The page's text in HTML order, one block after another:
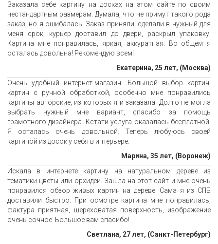
Заказала себе картину на досках на этом сайте по своим
нестандартным размерам. Думала, что не примут такого рода
заказ, но я ошибалась. Заказ приняли, сделали в нужный для
меня срок, курьер доставил до двери, раскрыл упаковку.
Картина мне понравилась, яркая, аккуратная. Во общем я
осталась довольна! Рекомендую всем!
Екатерина, 25 лет, (Москва)
Очень удобный интернет-магазин. Большой выбор картин,
картин с ручной обработкой, особенно мне понравились
картины авторские, из которых я и заказала. Долго не могла
выбрать нужный мне вариант, спасибо за помощь
грамотного дизайнера. Кстати услуга оказалась бесплатной.
Я осталась очень довольной. Теперь любуюсь своей
картиной из досок у себя в интерьере.
Марина, 35 лет, (Воронеж)
Искала в интернете картину на натуральном дереве из
тематики цветы или орхидеи. Зашла на этот сайт и мне очень
понравился обзор живых картин на дереве. Сама я из СПБ
доставили быстро. При осмотре картина мне понравилась,
фактура приятная, шереховатая поверхность, изображение
очень сочное. Большое вам спасибо!
Светлана, 27 лет, (Санкт-Петербург)